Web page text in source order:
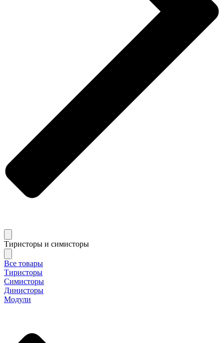
Тиристоры и симисторы
Все товары
Тиристоры
Симисторы
Динисторы
Модули